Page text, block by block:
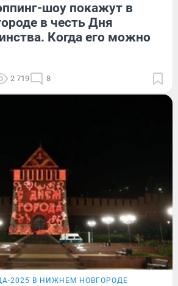
шоу покажут в
в честь Дня
Когда его можно
2 719 8
2025 В НИЖНЕМ НОВГОРОДЕ